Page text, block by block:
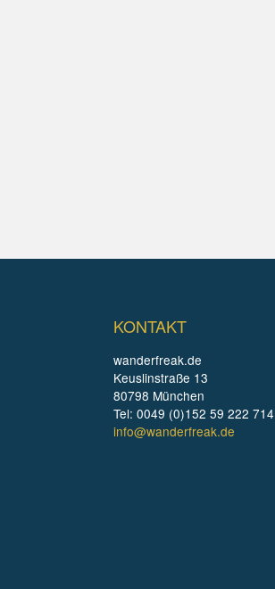
KONTAKT
wanderfreak.de
Keuslinstraße 13
80798 München
Tel: 0049 (0)152 59 222 714
info@wanderfreak.de